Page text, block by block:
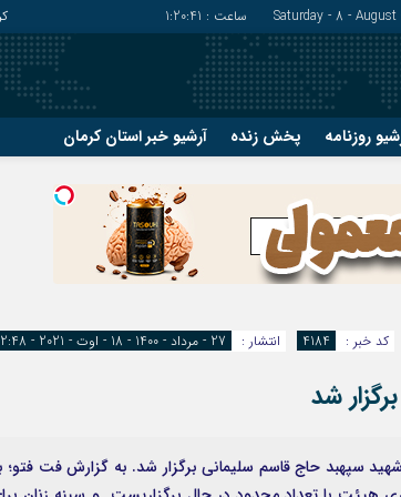
ساعت : 1:20:42
روزنامه پخش زنده آرشیو خبر استان کرمان
رفسنجان
ریگان
زرند
انتشار :
27 - مرداد - 1400 - 18 - اوت - 2021 - 12:48 کد خبر : 4184
شد
سپهبد حاج قاسم سلیمانی برگزار شد. به گزارش فت فتو؛